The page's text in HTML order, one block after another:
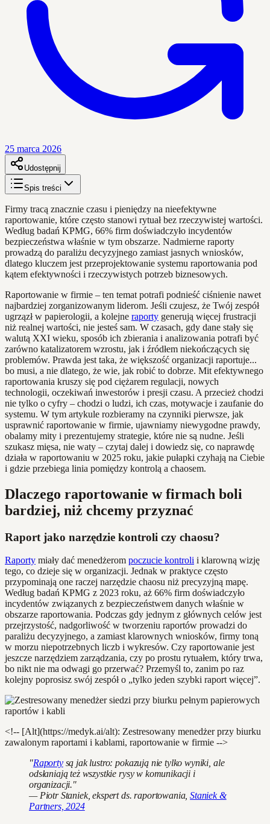
25 marca 2026
Udostępnij
Spis treści
Firmy tracą znacznie czasu i pieniędzy na nieefektywne
raportowanie, które często stanowi rytuał bez rzeczywistej wartości.
Według badań KPMG, 66% firm doświadczyło incydentów
bezpieczeństwa właśnie w tym obszarze. Nadmierne raporty
prowadzą do paraliżu decyzyjnego zamiast jasnych wniosków,
dlatego kluczem jest przeprojektowanie systemu raportowania pod
kątem efektywności i rzeczywistych potrzeb biznesowych.
Raportowanie w firmie – ten temat potrafi podnieść ciśnienie nawet
najbardziej zorganizowanym liderom. Jeśli czujesz, że Twój zespół
ugrzązł w papierologii, a kolejne raporty generują więcej frustracji
niż realnej wartości, nie jesteś sam. W czasach, gdy dane stały się
walutą XXI wieku, sposób ich zbierania i analizowania potrafi być
zarówno katalizatorem wzrostu, jak i źródłem niekończących się
problemów. Prawda jest taka, że większość organizacji raportuje...
bo musi, a nie dlatego, że wie, jak robić to dobrze. Mit efektywnego
raportowania kruszy się pod ciężarem regulacji, nowych
technologii, oczekiwań inwestorów i presji czasu. A przecież chodzi
nie tylko o cyfry – chodzi o ludzi, ich czas, motywacje i zaufanie do
systemu. W tym artykule rozbieramy na czynniki pierwsze, jak
usprawnić raportowanie w firmie, ujawniamy niewygodne prawdy,
obalamy mity i prezentujemy strategie, które nie są nudne. Jeśli
szukasz mięsa, nie waty – czytaj dalej i dowiedz się, co naprawdę
działa w raportowaniu w 2025 roku, jakie pułapki czyhają na Ciebie
i gdzie przebiega linia pomiędzy kontrolą a chaosem.
Dlaczego raportowanie w firmach boli
bardziej, niż chcemy przyznać
Raport jako narzędzie kontroli czy chaosu?
Raporty miały dać menedżerom poczucie kontroli i klarowną wizję
tego, co dzieje się w organizacji. Jednak w praktyce często
przypominają one raczej narzędzie chaosu niż precyzyjną mapę.
Według badań KPMG z 2023 roku, aż 66% firm doświadczyło
incydentów związanych z bezpieczeństwem danych właśnie w
obszarze raportowania. Podczas gdy jednym z głównych celów jest
przejrzystość, nadgorliwość w tworzeniu raportów prowadzi do
paraliżu decyzyjnego, a zamiast klarownych wniosków, firmy toną
w morzu niepotrzebnych liczb i wykresów. Czy raportowanie jest
jeszcze narzędziem zarządzania, czy po prostu rytuałem, który trwa,
bo nikt nie ma odwagi go przerwać? Przemyśl to, zanim po raz
kolejny poprosisz swój zespół o „tylko jeden szybki raport więcej”.
<!-- [Alt](https://medyk.ai/alt): Zestresowany menedżer przy biurku
zawalonym raportami i kablami, raportowanie w firmie -->
"Raportysą jak lustro: pokazują nie tylko wyniki, ale
odsłaniają też wszystkie rysy w komunikacji i
organizacji."
— Piotr Staniek, ekspert ds. raportowania,Staniek &
Partners, 2024